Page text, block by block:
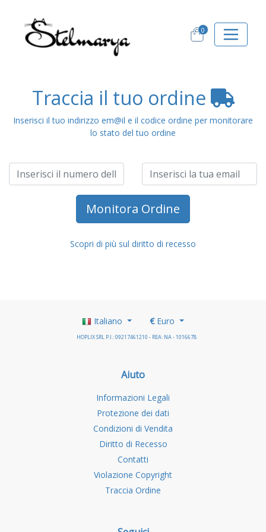
0
Traccia il tuo ordine
Inserisci il tuo indirizzo em@il e il codice ordine per monitorare
lo stato del tuo ordine
Monitora Ordine
Scopri di più sul diritto di recesso
Italiano €Euro
HOPLIX SRL P.I.: 09217461210 - REA: NA - 1016678
Aiuto
Informazioni Legali
Protezione dei dati
Condizioni di Vendita
Diritto di Recesso
Contatti
Violazione Copyright
Traccia Ordine